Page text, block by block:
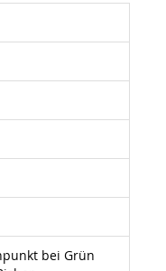
bei Grün